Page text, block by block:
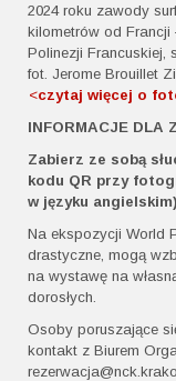
2024 roku zawody
kilometrów od Francji
Polinezji Francuskiej,
fot. Jerome Brouillet
<czytaj więcej o
INFORMACJE DLA
Zabierz ze sobą
kodu QR przy
w języku
Na ekspozycji World
drastyczne, mogą
na wystawę na
dorosłych.
Osoby poruszające
kontakt z Biurem